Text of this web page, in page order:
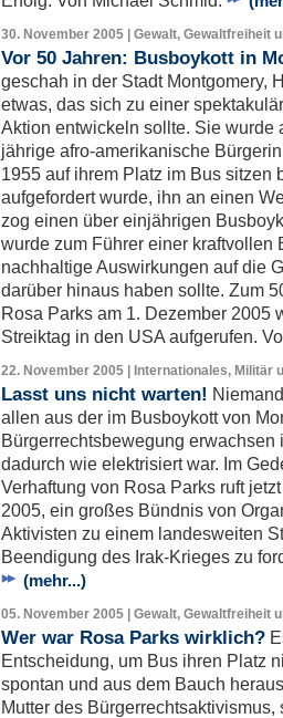
30. November 2005 | Gewalt, Gewaltfreiheit
Vor 50 Jahren: Busboykott in
geschah in der Stadt Montgomery,
etwas, das sich zu einer
Aktion entwickeln sollte. Sie wurde
jährige afro-amerikanische
1955 auf ihrem Platz im Bus sitzen
aufgefordert wurde, ihn an einen
zog einen über einjährigen
wurde zum Führer einer
nachhaltige Auswirkungen auf die
darüber hinaus haben sollte. Zum
Rosa Parks am 1. Dezember 2005
Streiktag in den USA aufgerufen.
22. November 2005 | Internationales, Militär
Lasst uns nicht warten!
allen aus der im Busboykott von
Bürgerrechtsbewegung
dadurch wie elektrisiert war. Im
Verhaftung von Rosa Parks ruft
2005, ein großes Bündnis von
Aktivisten zu einem landesweiten
Beendigung des Irak-Krieges zu
(mehr...)
05. November 2005 | Gewalt, Gewaltfreiheit
Wer war Rosa Parks wirklich?
Entscheidung, um Bus ihren Platz
spontan und aus dem Bauch
Mutter des